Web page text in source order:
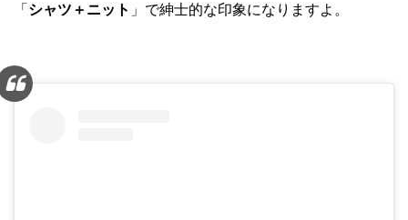
「 シャツ＋ニット 」で紳士的な印象になりますよ。